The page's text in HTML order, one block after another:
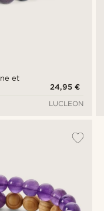
et
24,95 €
LUCLEON